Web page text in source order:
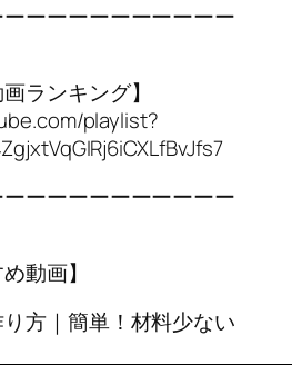
ーーーーーーーーーー
ランキング】
playlist?
ーーーーーーーーーー
動画】
方｜簡単！材料少ない